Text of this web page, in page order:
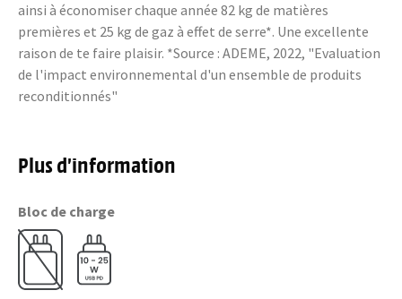
ainsi à économiser chaque année 82 kg de matières
premières et 25 kg de gaz à effet de serre*. Une excellente
raison de te faire plaisir. *Source : ADEME, 2022, "Evaluation
de l'impact environnemental d'un ensemble de produits
reconditionnés"
Plus d’information
Bloc de charge